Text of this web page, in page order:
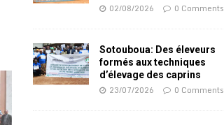
02/08/2026 0 Comments
Sotouboua: Des éleveurs
formés aux techniques
d’élevage des caprins
23/07/2026 0 Comments